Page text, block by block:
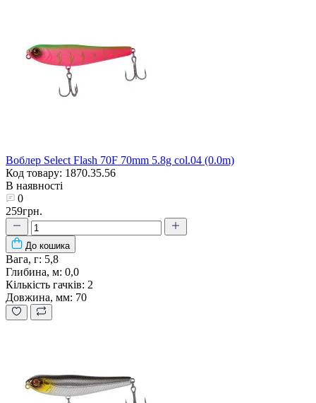
Воблер Select Flash 70F 70mm 5.8g col.04 (0.0m)
Код товару: 1870.35.56
В наявності
0
259грн.
До кошика
Вага, г: 5,8
Глибина, м: 0,0
Кількість гачків: 2
Довжина, мм: 70